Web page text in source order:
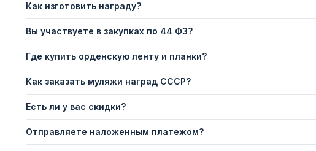
Как изготовить награду?
Вы участвуете в закупках по 44 ФЗ?
Где купить орденскую ленту и планки?
Как заказать муляжи наград СССР?
Есть ли у вас скидки?
Отправляете наложенным платежом?